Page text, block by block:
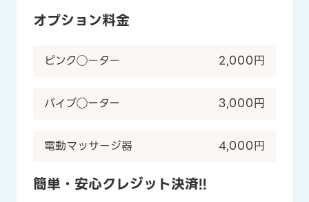
オプション料金
ピンク◯ーター 2,000円
バイブ◯ーター 3,000円
電動マッサージ器 4,000円
簡単・安心クレジット決済!!